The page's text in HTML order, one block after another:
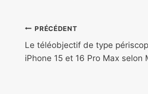
Navigation
de
PRÉCÉDENT
Le téléobjectif de type
iPhone 15 et 16 Pro Max selon